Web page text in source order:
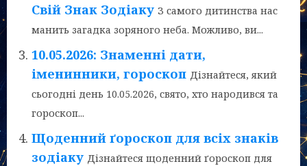
Свій Знак Зодіаку З самого дитинства нас
манить загадка зоряного неба. Можливо, ви...
10.05.2026: Знаменні дати,
іменинники, гороскоп Дізнайтеся, який
сьогодні день 10.05.2026, свято, хто народився та
гороскоп...
Щоденний ґороскоп для всіх знаків
зодіаку Дізнайтеся щоденний ґороскоп для